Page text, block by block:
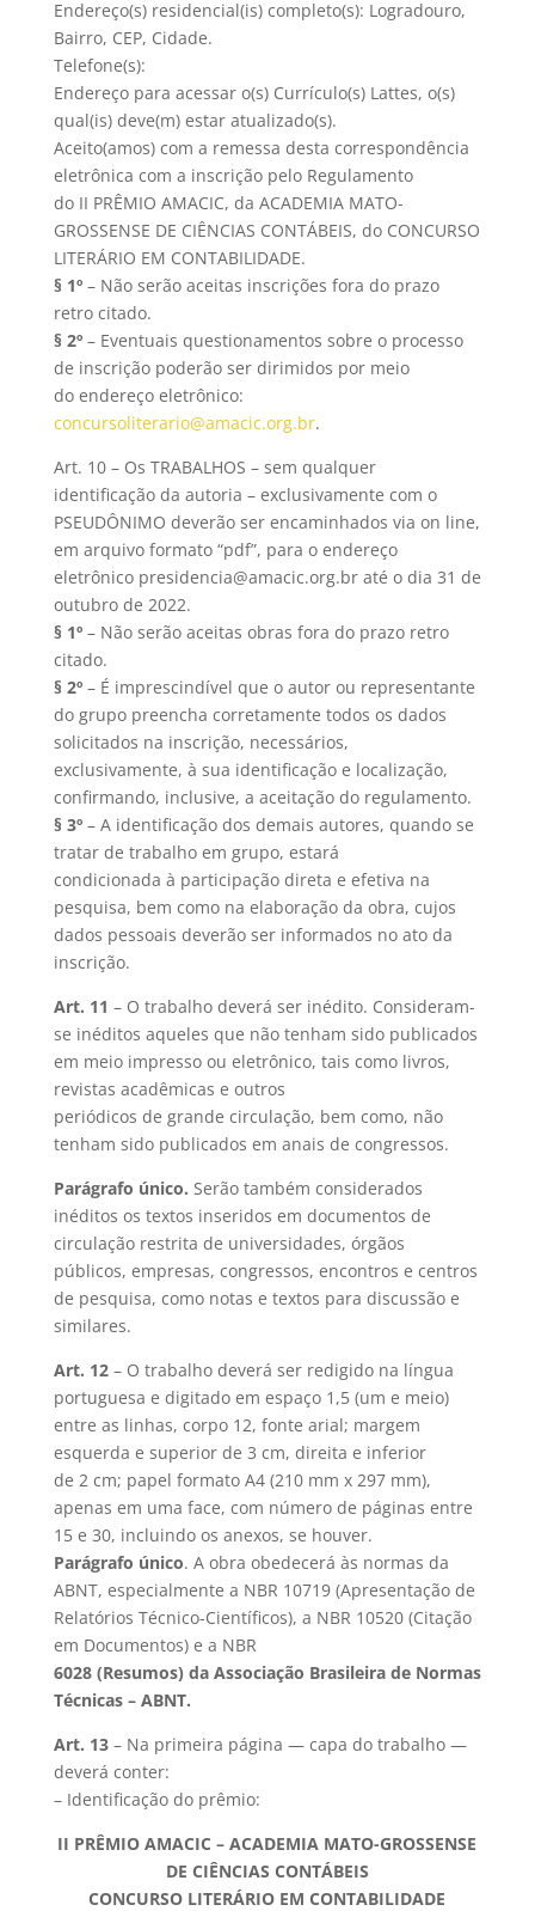
Endereço(s) residencial(is) completo(s): Logradouro,
Bairro, CEP, Cidade.
Telefone(s):
Endereço para acessar o(s) Currículo(s) Lattes, o(s)
qual(is) deve(m) estar atualizado(s).
Aceito(amos) com a remessa desta correspondência
eletrônica com a inscrição pelo Regulamento
do II PRÊMIO AMACIC, da ACADEMIA MATO-
GROSSENSE DE CIÊNCIAS CONTÁBEIS, do CONCURSO
LITERÁRIO EM CONTABILIDADE.
§ 1º– Não serão aceitas inscrições fora do prazo
retro citado.
§ 2º– Eventuais questionamentos sobre o processo
de inscrição poderão ser dirimidos por meio
do endereço eletrônico:
concursoliterario@amacic.org.br.
Art. 10 – Os TRABALHOS – sem qualquer
identificação da autoria – exclusivamente com o
PSEUDÔNIMO deverão ser encaminhados via on line,
em arquivo formato “pdf”, para o endereço
eletrônico presidencia@amacic.org.br até o dia 31 de
outubro de 2022.
§ 1º– Não serão aceitas obras fora do prazo retro
citado.
§ 2º– É imprescindível que o autor ou representante
do grupo preencha corretamente todos os dados
solicitados na inscrição, necessários,
exclusivamente, à sua identificação e localização,
confirmando, inclusive, a aceitação do regulamento.
§ 3º– A identificação dos demais autores, quando se
tratar de trabalho em grupo, estará
condicionada à participação direta e efetiva na
pesquisa, bem como na elaboração da obra, cujos
dados pessoais deverão ser informados no ato da
inscrição.
Art. 11 – O trabalho deverá ser inédito. Consideram-
se inéditos aqueles que não tenham sido publicados
em meio impresso ou eletrônico, tais como livros,
revistas acadêmicas e outros
periódicos de grande circulação, bem como, não
tenham sido publicados em anais de congressos.
Parágrafo único. Serão também considerados
inéditos os textos inseridos em documentos de
circulação restrita de universidades, órgãos
públicos, empresas, congressos, encontros e centros
de pesquisa, como notas e textos para discussão e
similares.
Art. 12– O trabalho deverá ser redigido na língua
portuguesa e digitado em espaço 1,5 (um e meio)
entre as linhas, corpo 12, fonte arial; margem
esquerda e superior de 3 cm, direita e inferior
de 2 cm; papel formato A4 (210 mm x 297 mm),
apenas em uma face, com número de páginas entre
15 e 30, incluindo os anexos, se houver.
Parágrafo único. A obra obedecerá às normas da
ABNT, especialmente a NBR 10719 (Apresentação de
Relatórios Técnico-Científicos), a NBR 10520 (Citação
em Documentos) e a NBR
6028 (Resumos) da Associação Brasileira de Normas
Técnicas – ABNT.
Art. 13– Na primeira página — capa do trabalho —
deverá conter:
– Identificação do prêmio:
II PRÊMIO AMACIC – ACADEMIA MATO-GROSSENSE
DE CIÊNCIAS CONTÁBEIS
CONCURSO LITERÁRIO EM CONTABILIDADE